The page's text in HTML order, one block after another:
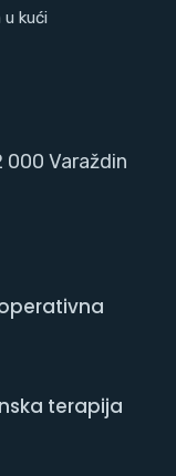
kući
000 Varaždin
terapija